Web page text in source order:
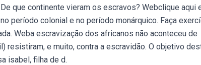
que continente vieram os escravos? Webclique aqui
período colonial e no período monárquico. Faça
Weba escravização dos africanos não aconteceu de
e muito, contra a escravidão. O objetivo
isabel, filha de d.